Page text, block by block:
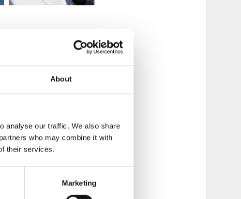
About
analyse our traffic. We also share
who may combine it with
their services.
Marketing
och det är inte alltid
sjöar. Det ger fler
fisken i sjön.
och ett fint minne att
stora äventyr som
tipsar man gärna.